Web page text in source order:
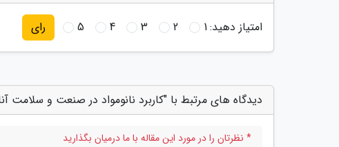
امتیاز دهید:1
2
3
4
5 رای
دیدگاه های مرتبط با "کاربرد نانومواد در صنعت و سلامت
* نظرتان را در مورد این مقاله با ما درمیان بگذارید